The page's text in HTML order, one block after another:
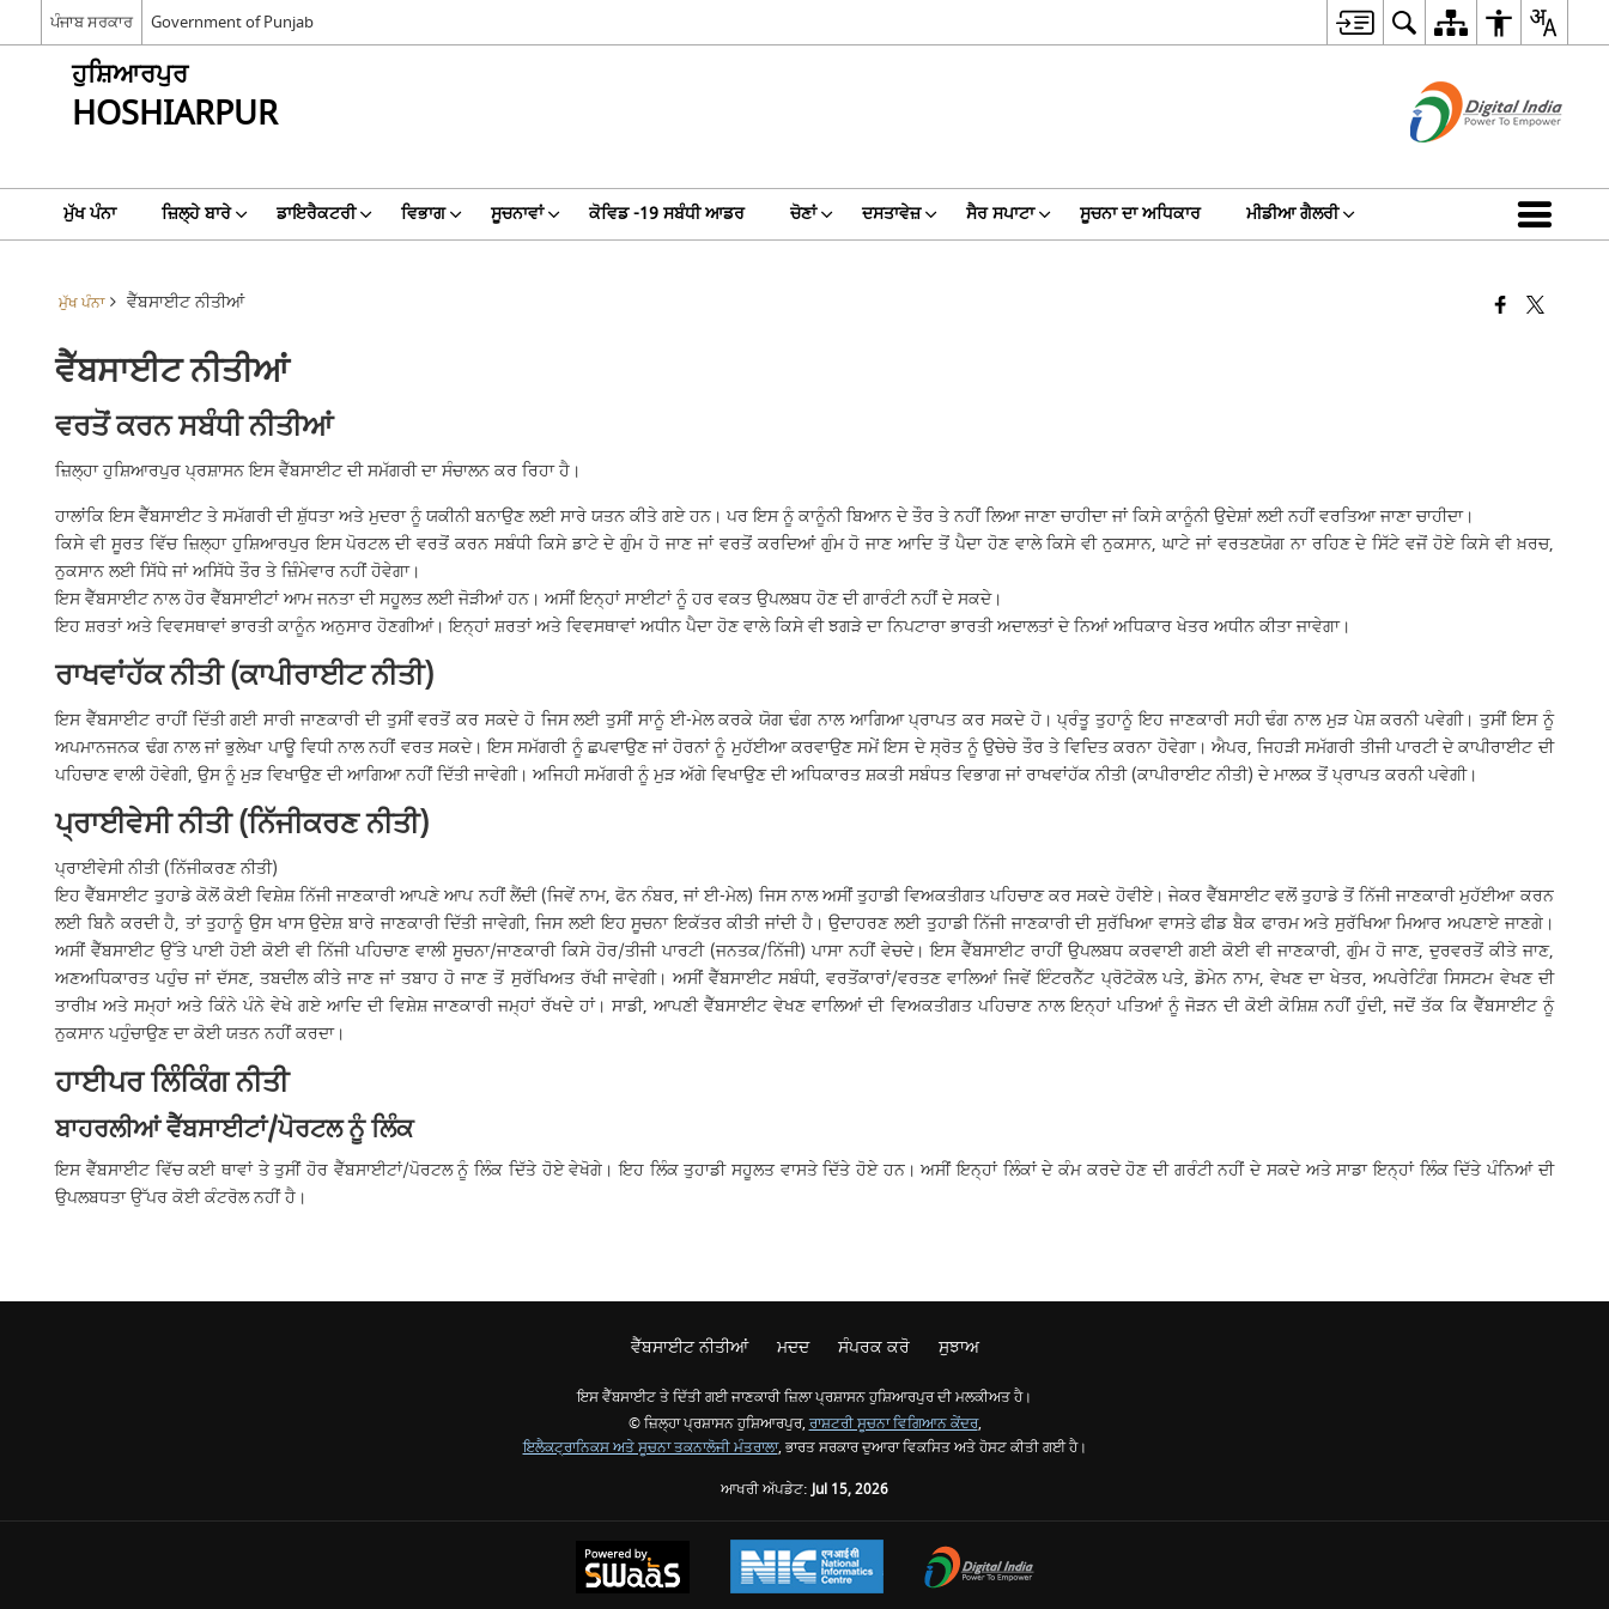
ਪੰਜਾਬ ਸਰਕਾਰ Government of Punjab
ਹੁਸ਼ਿਆਰਪੁਰ
HOSHIARPUR
ਮੁੱਖ ਪੰਨਾ ਜ਼ਿਲ੍ਹੇ ਬਾਰੇ ਡਾਇਰੈਕਟਰੀ ਵਿਭਾਗ ਸੂਚਨਾਵਾਂ ਕੋਵਿਡ -19 ਸਬੰਧੀ ਆਡਰ ਚੋਣਾਂ ਦਸਤਾਵੇਜ਼ ਸੈਰ ਸਪਾਟਾ ਸੂਚਨਾ ਦਾ ਅਧਿਕਾਰ ਮੀਡੀਆ ਗੈਲਰੀ
ਮੁੱਖ ਪੰਨਾ ਵੈੱਬਸਾਈਟ ਨੀਤੀਆਂ
ਵੈੱਬਸਾਈਟ ਨੀਤੀਆਂ
ਵਰਤੋਂ ਕਰਨ ਸਬੰਧੀ ਨੀਤੀਆਂ
ਜ਼ਿਲ੍ਹਾ ਹੁਸ਼ਿਆਰਪੁਰਪ੍ਰਸ਼ਾਸਨਇਸ ਵੈੱਬਸਾਈਟ ਦੀ ਸਮੱਗਰੀ ਦਾ ਸੰਚਾਲਨ ਕਰ ਰਿਹਾ ਹੈ।
ਹਾਲਾਂਕਿ ਇਸ ਵੈੱਬਸਾਈਟ ਤੇ ਸਮੱਗਰੀ ਦੀ ਸ਼ੁੱਧਤਾ ਅਤੇ ਮੁਦਰਾ ਨੂੰ ਯਕੀਨੀ ਬਨਾਉਣ ਲਈ ਸਾਰੇ ਯਤਨ ਕੀਤੇ ਗਏ ਹਨ। ਪਰ ਇਸ ਨੂੰ ਕਾਨੂੰਨੀ ਬਿਆਨ ਦੇ ਤੌਰ ਤੇ ਨਹੀਂ ਲਿਆ ਜਾਣਾ ਚਾਹੀਦਾ ਜਾਂ ਕਿਸੇ ਕਾਨੂੰਨੀ ਉਦੇਸ਼ਾਂ ਲਈ ਨਹੀਂ ਵਰਤਿਆ ਜਾਣਾ ਚਾਹੀਦਾ।
ਕਿਸੇ ਵੀ ਸੂਰਤ ਵਿੱਚ ਜ਼ਿਲ੍ਹਾ ਹੁਸ਼ਿਆਰਪੁਰ ਇਸ ਪੋਰਟਲ ਦੀ ਵਰਤੋਂ ਕਰਨ ਸਬੰਧੀ ਕਿਸੇ ਡਾਟੇ ਦੇ ਗੁੰਮ ਹੋ ਜਾਣ ਜਾਂ ਵਰਤੋਂ ਕਰਦਿਆਂ ਗੁੰਮ ਹੋ ਜਾਣ ਆਦਿ ਤੋਂ ਪੈਦਾ ਹੋਣ ਵਾਲੇ ਕਿਸੇ ਵੀ ਨੁਕਸਾਨ, ਘਾਟੇ ਜਾਂ ਵਰਤਣਯੋਗ ਨਾ ਰਹਿਣ ਦੇ ਸਿੱਟੇ ਵਜੋਂ ਹੋਏ ਕਿਸੇ ਵੀ ਖ਼ਰਚ,
ਨੁਕਸਾਨ ਲਈ ਸਿੱਧੇ ਜਾਂ ਅਸਿੱਧੇ ਤੌਰ ਤੇ ਜ਼ਿੰਮੇਵਾਰ ਨਹੀਂ ਹੋਵੇਗਾ।
ਇਸ ਵੈੱਬਸਾਈਟ ਨਾਲ ਹੋਰ ਵੈੱਬਸਾਈਟਾਂ ਆਮ ਜਨਤਾ ਦੀ ਸਹੂਲਤ ਲਈ ਜੋੜੀਆਂ ਹਨ। ਅਸੀਂ ਇਨ੍ਹਾਂ ਸਾਈਟਾਂ ਨੂੰ ਹਰ ਵਕਤ ਉਪਲਬਧ ਹੋਣ ਦੀ ਗਾਰੰਟੀ ਨਹੀਂ ਦੇ ਸਕਦੇ।
ਇਹ ਸ਼ਰਤਾਂ ਅਤੇ ਵਿਵਸਥਾਵਾਂ ਭਾਰਤੀ ਕਾਨੂੰਨ ਅਨੁਸਾਰ ਹੋਣਗੀਆਂ। ਇਨ੍ਹਾਂ ਸ਼ਰਤਾਂ ਅਤੇ ਵਿਵਸਥਾਵਾਂ ਅਧੀਨ ਪੈਦਾ ਹੋਣ ਵਾਲੇ ਕਿਸੇ ਵੀ ਝਗੜੇ ਦਾ ਨਿਪਟਾਰਾ ਭਾਰਤੀ ਅਦਾਲਤਾਂ ਦੇ ਨਿਆਂ ਅਧਿਕਾਰ ਖੇਤਰ ਅਧੀਨ ਕੀਤਾ ਜਾਵੇਗਾ।
ਰਾਖਵਾਂਹੱਕ ਨੀਤੀ (ਕਾਪੀਰਾਈਟ ਨੀਤੀ)
ਇਸ ਵੈੱਬਸਾਈਟ ਰਾਹੀਂ ਦਿੱਤੀ ਗਈ ਸਾਰੀ ਜਾਣਕਾਰੀ ਦੀ ਤੁਸੀਂ ਵਰਤੋਂ ਕਰ ਸਕਦੇ ਹੋ ਜਿਸ ਲਈ ਤੁਸੀਂ ਸਾਨੂੰ ਈ-ਮੇਲ ਕਰਕੇ ਯੋਗ ਢੰਗ ਨਾਲ ਆਗਿਆ ਪ੍ਰਾਪਤ ਕਰ ਸਕਦੇ ਹੋ। ਪ੍ਰੰਤੂ ਤੁਹਾਨੂੰ ਇਹ ਜਾਣਕਾਰੀ ਸਹੀ ਢੰਗ ਨਾਲ ਮੁੜ ਪੇਸ਼ ਕਰਨੀ ਪਵੇਗੀ। ਤੁਸੀਂ ਇਸ ਨੂੰ
ਅਪਮਾਨਜਨਕ ਢੰਗ ਨਾਲ ਜਾਂ ਭੁਲੇਖਾ ਪਾਊ ਵਿਧੀ ਨਾਲ ਨਹੀਂ ਵਰਤ ਸਕਦੇ। ਇਸ ਸਮੱਗਰੀ ਨੂੰ ਛਪਵਾਉਣ ਜਾਂ ਹੋਰਨਾਂ ਨੂੰ ਮੁਹੱਈਆ ਕਰਵਾਉਣ ਸਮੇਂ ਇਸ ਦੇ ਸ੍ਰੋਤ ਨੂੰ ਉਚੇਚੇ ਤੌਰ ਤੇ ਵਿਦਿਤ ਕਰਨਾ ਹੋਵੇਗਾ। ਐਪਰ, ਜਿਹੜੀ ਸਮੱਗਰੀ ਤੀਜੀ ਪਾਰਟੀ ਦੇ ਕਾਪੀਰਾਈਟ ਦੀ
ਪਹਿਚਾਣ ਵਾਲੀ ਹੋਵੇਗੀ, ਉਸ ਨੂੰ ਮੁੜ ਵਿਖਾਉਣ ਦੀ ਆਗਿਆ ਨਹੀਂ ਦਿੱਤੀ ਜਾਵੇਗੀ। ਅਜਿਹੀ ਸਮੱਗਰੀ ਨੂੰ ਮੁੜ ਅੱਗੇ ਵਿਖਾਉਣ ਦੀ ਅਧਿਕਾਰਤ ਸ਼ਕਤੀ ਸਬੰਧਤ ਵਿਭਾਗ ਜਾਂ ਰਾਖਵਾਂਹੱਕ ਨੀਤੀ (ਕਾਪੀਰਾਈਟ ਨੀਤੀ) ਦੇ ਮਾਲਕ ਤੋਂ ਪ੍ਰਾਪਤ ਕਰਨੀ ਪਵੇਗੀ।
ਪ੍ਰਾਈਵੇਸੀ ਨੀਤੀ (ਨਿੱਜੀਕਰਣ ਨੀਤੀ)
ਪ੍ਰਾਈਵੇਸੀ ਨੀਤੀ (ਨਿੱਜੀਕਰਣ ਨੀਤੀ)
ਇਹ ਵੈੱਬਸਾਈਟ ਤੁਹਾਡੇ ਕੋਲੋਂ ਕੋਈ ਵਿਸ਼ੇਸ਼ ਨਿੱਜੀ ਜਾਣਕਾਰੀ ਆਪਣੇ ਆਪ ਨਹੀਂ ਲੈਂਦੀ (ਜਿਵੇਂ ਨਾਮ, ਫੋਨ ਨੰਬਰ, ਜਾਂ ਈ-ਮੇਲ) ਜਿਸ ਨਾਲ ਅਸੀਂ ਤੁਹਾਡੀ ਵਿਅਕਤੀਗਤ ਪਹਿਚਾਣ ਕਰ ਸਕਦੇ ਹੋਵੀਏ। ਜੇਕਰ ਵੈੱਬਸਾਈਟ ਵਲੋਂ ਤੁਹਾਡੇ ਤੋਂ ਨਿੱਜੀ ਜਾਣਕਾਰੀ ਮੁਹੱਈਆ ਕਰਨ
ਲਈ ਬਿਨੈ ਕਰਦੀ ਹੈ, ਤਾਂ ਤੁਹਾਨੂੰ ਉਸ ਖਾਸ ਉਦੇਸ਼ ਬਾਰੇ ਜਾਣਕਾਰੀ ਦਿੱਤੀ ਜਾਵੇਗੀ, ਜਿਸ ਲਈ ਇਹ ਸੂਚਨਾ ਇਕੱਤਰ ਕੀਤੀ ਜਾਂਦੀ ਹੈ। ਉਦਾਹਰਣ ਲਈ ਤੁਹਾਡੀ ਨਿੱਜੀ ਜਾਣਕਾਰੀ ਦੀ ਸੁਰੱਖਿਆ ਵਾਸਤੇ ਫੀਡ ਬੈਕ ਫਾਰਮ ਅਤੇ ਸੁਰੱਖਿਆ ਮਿਆਰ ਅਪਣਾਏ ਜਾਣਗੇ।
ਅਸੀਂ ਵੈੱਬਸਾਈਟ ਉੱਤੇ ਪਾਈ ਹੋਈ ਕੋਈ ਵੀ ਨਿੱਜੀ ਪਹਿਚਾਣ ਵਾਲੀ ਸੂਚਨਾ/ਜਾਣਕਾਰੀ ਕਿਸੇ ਹੋਰ/ਤੀਜੀ ਪਾਰਟੀ (ਜਨਤਕ/ਨਿੱਜੀ) ਪਾਸਾ ਨਹੀਂ ਵੇਚਦੇ। ਇਸ ਵੈੱਬਸਾਈਟ ਰਾਹੀਂ ਉਪਲਬਧ ਕਰਵਾਈ ਗਈ ਕੋਈ ਵੀ ਜਾਣਕਾਰੀ, ਗੁੰਮ ਹੋ ਜਾਣ, ਦੁਰਵਰਤੋਂ ਕੀਤੇ ਜਾਣ,
ਅਣਅਧਿਕਾਰਤ ਪਹੁੰਚ ਜਾਂ ਦੱਸਣ, ਤਬਦੀਲ ਕੀਤੇ ਜਾਣ ਜਾਂ ਤਬਾਹ ਹੋ ਜਾਣ ਤੋਂ ਸੁਰੱਖਿਅਤ ਰੱਖੀ ਜਾਵੇਗੀ। ਅਸੀਂ ਵੈੱਬਸਾਈਟ ਸਬੰਧੀ, ਵਰਤੋਂਕਾਰਾਂ/ਵਰਤਣ ਵਾਲਿਆਂ ਜਿਵੇਂ ਇੰਟਰਨੈੱਟ ਪ੍ਰੋਟੋਕੋਲ ਪਤੇ, ਡੋਮੇਨ ਨਾਮ, ਵੇਖਣ ਦਾ ਖੇਤਰ, ਅਪਰੇਟਿੰਗ ਸਿਸਟਮ ਵੇਖਣ ਦੀ
ਤਾਰੀਖ਼ ਅਤੇ ਸਮ੍ਹਾਂ ਅਤੇ ਕਿੰਨੇ ਪੰਨੇ ਵੇਖੇ ਗਏ ਆਦਿ ਦੀ ਵਿਸ਼ੇਸ਼ ਜਾਣਕਾਰੀ ਜਮ੍ਹਾਂ ਰੱਖਦੇ ਹਾਂ। ਸਾਡੀ, ਆਪਣੀ ਵੈੱਬਸਾਈਟ ਵੇਖਣ ਵਾਲਿਆਂ ਦੀ ਵਿਅਕਤੀਗਤ ਪਹਿਚਾਣ ਨਾਲ ਇਨ੍ਹਾਂ ਪਤਿਆਂ ਨੂੰ ਜੋੜਨ ਦੀ ਕੋਈ ਕੋਸ਼ਿਸ਼ ਨਹੀਂ ਹੁੰਦੀ, ਜਦੋਂ ਤੱਕ ਕਿ ਵੈੱਬਸਾਈਟ ਨੂੰ
ਨੁਕਸਾਨ ਪਹੁੰਚਾਉਣ ਦਾ ਕੋਈ ਯਤਨ ਨਹੀਂ ਕਰਦਾ।
ਹਾਈਪਰ ਲਿੰਕਿੰਗ ਨੀਤੀ
ਬਾਹਰਲੀਆਂ ਵੈੱਬਸਾਈਟਾਂ/ਪੋਰਟਲ ਨੂੰ ਲਿੰਕ
ਇਸ ਵੈੱਬਸਾਈਟ ਵਿੱਚ ਕਈ ਥਾਵਾਂ ਤੇ ਤੁਸੀਂ ਹੋਰ ਵੈੱਬਸਾਈਟਾਂ/ਪੋਰਟਲ ਨੂੰ ਲਿੰਕ ਦਿੱਤੇ ਹੋਏ ਵੇਖੋਗੇ। ਇਹ ਲਿੰਕ ਤੁਹਾਡੀ ਸਹੂਲਤ ਵਾਸਤੇ ਦਿੱਤੇ ਹੋਏ ਹਨ। ਅਸੀਂ ਇਨ੍ਹਾਂ ਲਿੰਕਾਂ ਦੇ ਕੰਮ ਕਰਦੇ ਹੋਣ ਦੀ ਗਰੰਟੀ ਨਹੀਂ ਦੇ ਸਕਦੇ ਅਤੇ ਸਾਡਾ ਇਨ੍ਹਾਂ ਲਿੰਕ ਦਿੱਤੇ ਪੰਨਿਆਂ ਦੀ
ਉਪਲਬਧਤਾ ਉੱਪਰ ਕੋਈ ਕੰਟਰੋਲ ਨਹੀਂ ਹੈ।
ਵੈੱਬਸਾਈਟ ਨੀਤੀਆਂ ਮਦਦ ਸੰਪਰਕ ਕਰੋ ਸੁਝਾਅ
ਇਸ ਵੈੱਬਸਾਈਟ ਤੇ ਦਿੱਤੀ ਗਈ ਜਾਣਕਾਰੀ ਜ਼ਿਲਾ ਪ੍ਰਸ਼ਾਸਨ ਹੁਸ਼ਿਆਰਪੁਰ ਦੀ ਮਲਕੀਅਤ ਹੈ।
© ਜ਼ਿਲ੍ਹਾ ਪ੍ਰਸ਼ਾਸਨ ਹੁਸ਼ਿਆਰਪੁਰ, ਰਾਸ਼ਟਰੀ ਸੂਚਨਾ ਵਿਗਿਆਨ ਕੇਂਦਰ,
ਇਲੈਕਟ੍ਰਾਨਿਕਸ ਅਤੇ ਸੂਚਨਾ ਤਕਨਾਲੋਜੀ ਮੰਤਰਾਲਾ, ਭਾਰਤ ਸਰਕਾਰ ਦੁਆਰਾ ਵਿਕਸਿਤ ਅਤੇ ਹੋਸਟ ਕੀਤੀ ਗਈ ਹੈ।
ਆਖਰੀ ਅੱਪਡੇਟ:Jul 15, 2026